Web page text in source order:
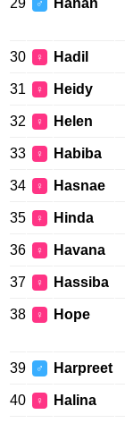
29 ♂ Hanan
30 ♀ Hadil
31 ♀ Heidy
32 ♀ Helen
33 ♀ Habiba
34 ♀ Hasnae
35 ♀ Hinda
36 ♀ Havana
37 ♀ Hassiba
38 ♀ Hope
39 ♂ Harpreet
40 ♀ Halina